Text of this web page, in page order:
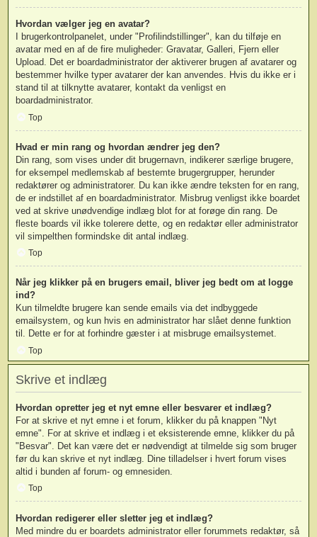
Hvordan vælger jeg en avatar?
I brugerkontrolpanelet, under "Profilindstillinger", kan du tilføje en
avatar med en af de fire muligheder: Gravatar, Galleri, Fjern eller
Upload. Det er boardadministrator der aktiverer brugen af avatarer og
bestemmer hvilke typer avatarer der kan anvendes. Hvis du ikke er i
stand til at tilknytte avatarer, kontakt da venligst en
boardadministrator.
Top
Hvad er min rang og hvordan ændrer jeg den?
Din rang, som vises under dit brugernavn, indikerer særlige brugere,
for eksempel medlemskab af bestemte brugergrupper, herunder
redaktører og administratorer. Du kan ikke ændre teksten for en rang,
de er indstillet af en boardadministrator. Misbrug venligst ikke boardet
ved at skrive unødvendige indlæg blot for at forøge din rang. De
fleste boards vil ikke tolerere dette, og en redaktør eller administrator
vil simpelthen formindske dit antal indlæg.
Top
Når jeg klikker på en brugers email, bliver jeg bedt om at logge
ind?
Kun tilmeldte brugere kan sende emails via det indbyggede
emailsystem, og kun hvis en administrator har slået denne funktion
til. Dette er for at forhindre gæster i at misbruge emailsystemet.
Top
Skrive et indlæg
Hvordan opretter jeg et nyt emne eller besvarer et indlæg?
For at skrive et nyt emne i et forum, klikker du på knappen "Nyt
emne". For at skrive et indlæg i et eksisterende emne, klikker du på
"Besvar". Det kan være det er nødvendigt at tilmelde sig som bruger
før du kan skrive et nyt indlæg. Dine tilladelser i hvert forum vises
altid i bunden af forum- og emnesiden.
Top
Hvordan redigerer eller sletter jeg et indlæg?
Med mindre du er boardets administrator eller forummets redaktør, så